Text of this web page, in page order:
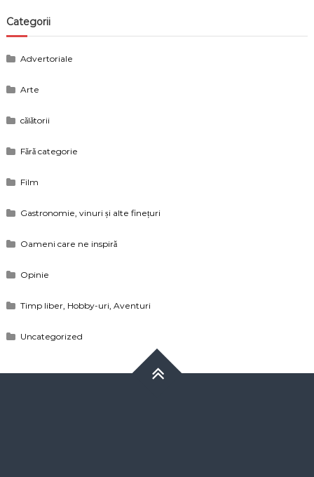
Categorii
Advertoriale
Arte
călătorii
Fără categorie
Film
Gastronomie, vinuri și alte finețuri
Oameni care ne inspiră
Opinie
Timp liber, Hobby-uri, Aventuri
Uncategorized